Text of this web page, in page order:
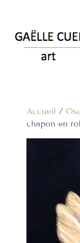
Accueil /
chapon en